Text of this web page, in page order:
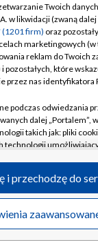
Cyfrowa
Regulamin TVP
prywatności
Moje zgody
Pomoc
Kontakt
Kanały
Polska S.A. w
Twoich
w likwidacji (zwaną dalej
(1201 firm) oraz
marketingowych (w
reklam do Twoich
pozostałych, które
przez nas identyfikatora
podczas odwiedzania
dalej „Portalem”,
takich jak: pliki
technologii
podczas odwiedzania
Portalu, takie jak adresy
i przechodzę do